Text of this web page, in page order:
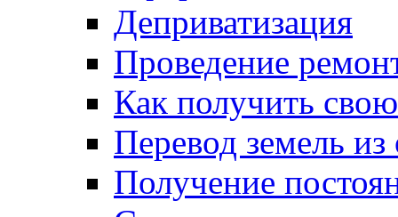
Деприватизация
Проведение
Как получить
Перевод земель
Получение